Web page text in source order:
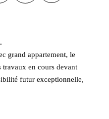
grand appartement, le
travaux en cours devant
futur exceptionnelle,